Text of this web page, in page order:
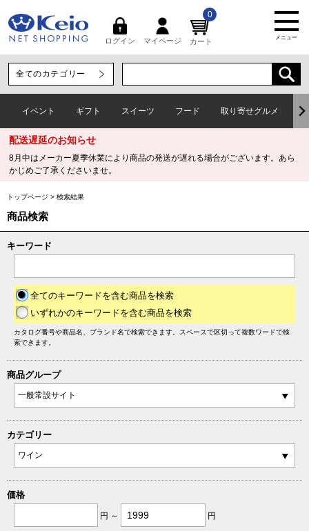
ログイン マイページ カート
0
メニュー
イベント ギフト スイーツ フード 取り寄せグルメ
配送遅延のお知らせ
8月中はメーカー夏季休業により商品の発送が遅れる場合がございます。あら
かじめご了承くださいませ。
トップページ > 検索結果
商品検索
キーワード
全てのキーワードを含む商品を検索
いずれかのキーワードを含む商品を検索
カタログ番号や商品名、ブランド名で検索できます。スペースで区切って複数ワードで検
索できます。
商品グループ
カテゴリー
価格
円 ～ 円